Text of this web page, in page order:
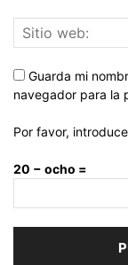
Guarda mi
navegador para la
Por favor,
20 − ocho =